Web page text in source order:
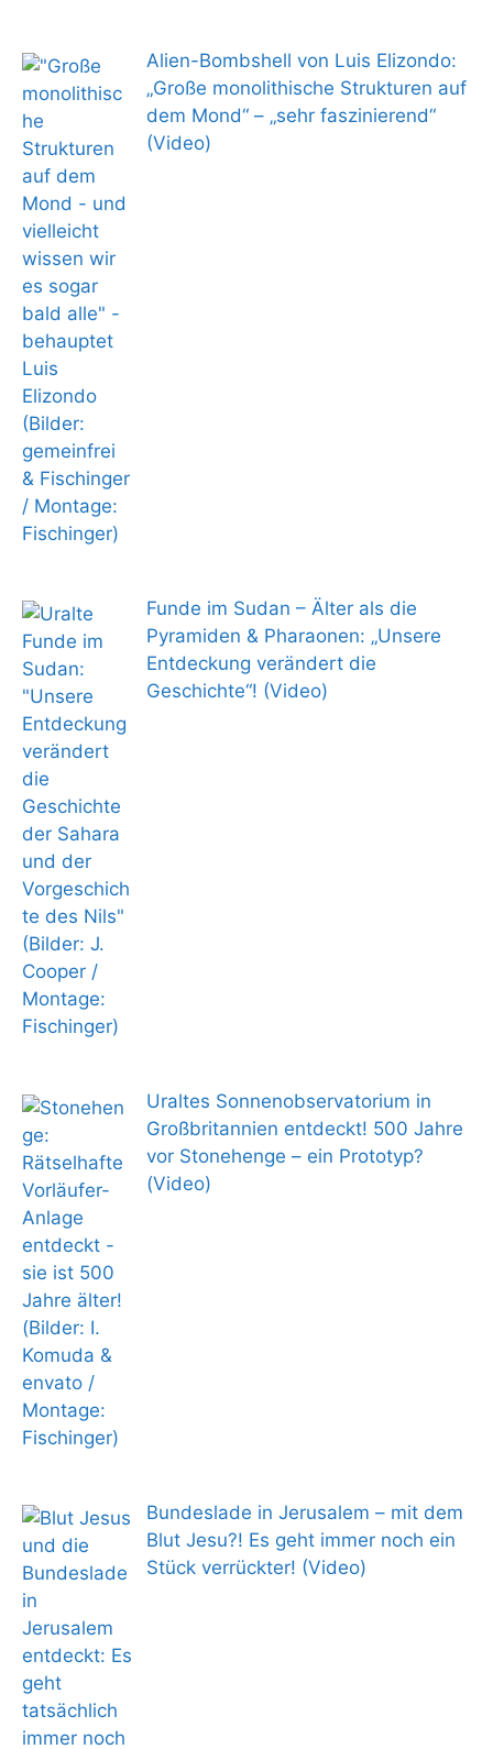
Alien-Bombshell von Luis Elizondo:
„Große monolithische Strukturen auf
dem Mond“ – „sehr faszinierend“
(Video)
Funde im Sudan – Älter als die
Pyramiden & Pharaonen: „Unsere
Entdeckung verändert die
Geschichte“! (Video)
Uraltes Sonnenobservatorium in
Großbritannien entdeckt! 500 Jahre
vor Stonehenge – ein Prototyp?
(Video)
Bundeslade in Jerusalem – mit dem
Blut Jesu?! Es geht immer noch ein
Stück verrückter! (Video)